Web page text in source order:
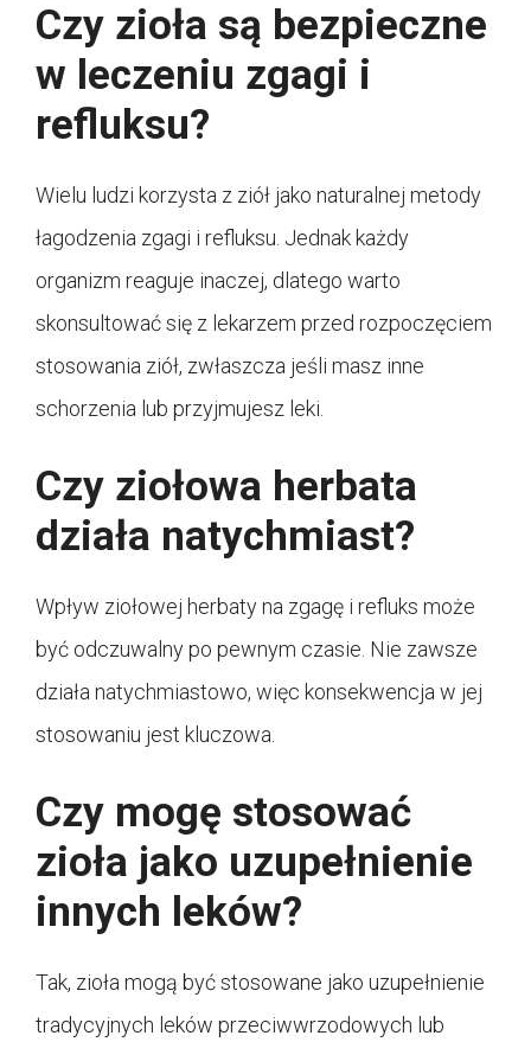
Czy zioła są bezpieczne
w leczeniu zgagi i
refluksu?
Wielu ludzi korzysta z ziół jako naturalnej metody
łagodzenia zgagi i refluksu. Jednak każdy
organizm reaguje inaczej, dlatego warto
skonsultować się z lekarzem przed rozpoczęciem
stosowania ziół, zwłaszcza jeśli masz inne
schorzenia lub przyjmujesz leki.
Czy ziołowa herbata
działa natychmiast?
Wpływ ziołowej herbaty na zgagę i refluks może
być odczuwalny po pewnym czasie. Nie zawsze
działa natychmiastowo, więc konsekwencja w jej
stosowaniu jest kluczowa.
Czy mogę stosować
zioła jako uzupełnienie
innych leków?
Tak, zioła mogą być stosowane jako uzupełnienie
tradycyjnych leków przeciwwrzodowych lub